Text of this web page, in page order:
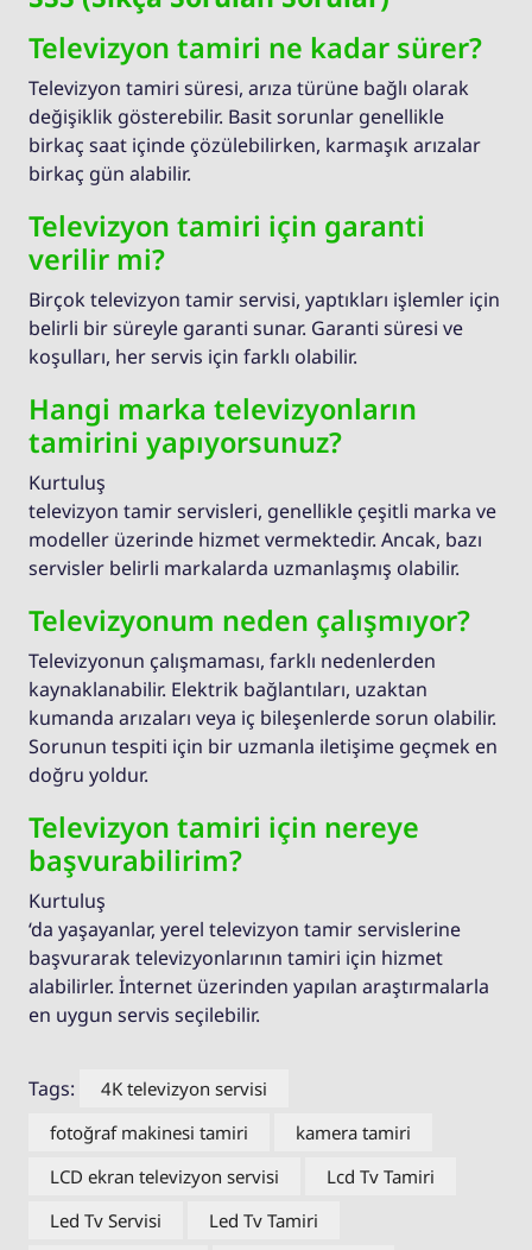
Televizyon tamiri ne kadar sürer?
Televizyon tamiri süresi, arıza türüne bağlı olarak
değişiklik gösterebilir. Basit sorunlar genellikle
birkaç saat içinde çözülebilirken, karmaşık arızalar
birkaç gün alabilir.
Televizyon tamiri için garanti
verilir mi?
Birçok televizyon tamir servisi, yaptıkları işlemler için
belirli bir süreyle garanti sunar. Garanti süresi ve
koşulları, her servis için farklı olabilir.
Hangi marka televizyonların
tamirini yapıyorsunuz?
Kurtuluş
televizyon tamir servisleri, genellikle çeşitli marka ve
modeller üzerinde hizmet vermektedir. Ancak, bazı
servisler belirli markalarda uzmanlaşmış olabilir.
Televizyonum neden çalışmıyor?
Televizyonun çalışmaması, farklı nedenlerden
kaynaklanabilir. Elektrik bağlantıları, uzaktan
kumanda arızaları veya iç bileşenlerde sorun olabilir.
Sorunun tespiti için bir uzmanla iletişime geçmek en
doğru yoldur.
Televizyon tamiri için nereye
başvurabilirim?
Kurtuluş
‘da yaşayanlar, yerel televizyon tamir servislerine
başvurarak televizyonlarının tamiri için hizmet
alabilirler. İnternet üzerinden yapılan araştırmalarla
en uygun servis seçilebilir.
Tags:
4K televizyon servisi
fotoğraf makinesi tamiri
kamera tamiri
LCD ekran televizyon servisi
Lcd Tv Tamiri
Led Tv Servisi
Led Tv Tamiri